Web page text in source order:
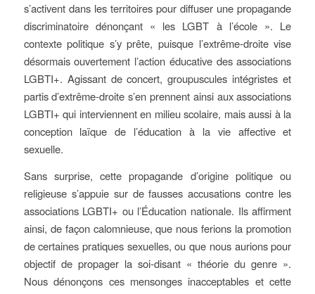
s’activent dans les territoires pour diffuser une propagande
discriminatoire dénonçant « les LGBT à l’école ». Le
contexte politique s’y prête, puisque l’extrême-droite vise
désormais ouvertement l’action éducative des associations
LGBTI+. Agissant de concert, groupuscules intégristes et
partis d’extrême-droite s’en prennent ainsi aux associations
LGBTI+ qui interviennent en milieu scolaire, mais aussi à la
conception laïque de l’éducation à la vie affective et
sexuelle.
Sans surprise, cette propagande d’origine politique ou
religieuse s’appuie sur de fausses accusations contre les
associations LGBTI+ ou l’Éducation nationale. Ils affirment
ainsi, de façon calomnieuse, que nous ferions la promotion
de certaines pratiques sexuelles, ou que nous aurions pour
objectif de propager la soi-disant « théorie du genre ».
Nous dénonçons ces mensonges inacceptables et cette